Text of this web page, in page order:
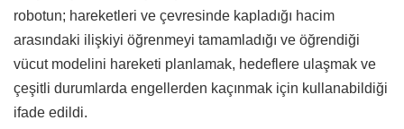
robotun; hareketleri ve çevresinde kapladığı hacim
arasındaki ilişkiyi öğrenmeyi tamamladığı ve öğrendiği
vücut modelini hareketi planlamak, hedeflere ulaşmak ve
çeşitli durumlarda engellerden kaçınmak için kullanabildiği
ifade edildi.